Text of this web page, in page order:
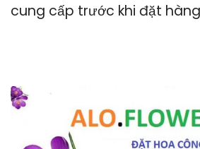
cung cấp trước khi đặt